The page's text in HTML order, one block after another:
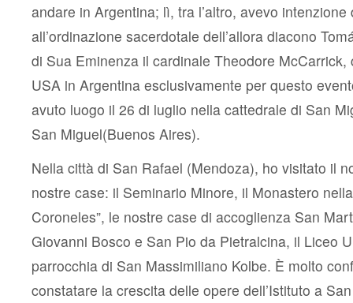
andare in Argentina; lì, tra l’altro, avevo
all’ordinazione sacerdotale dell’allora diacono
di Sua Eminenza il cardinale Theodore
USA in Argentina esclusivamente per questo
avuto luogo il 26 di luglio nella cattedrale di San
San Miguel(Buenos Aires).
Nella città di San Rafael (Mendoza), ho visitato il
nostre case: il Seminario Minore, il Monastero
Coroneles”, le nostre case di accoglienza San
Giovanni Bosco e San Pio da Pietralcina, il Liceo
parrocchia di San Massimiliano Kolbe. È molto
constatare la crescita delle opere dell’Istituto a